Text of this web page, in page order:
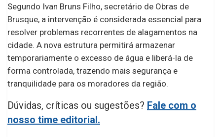
Segundo Ivan Bruns Filho, secretário de Obras de
Brusque, a intervenção é considerada essencial para
resolver problemas recorrentes de alagamentos na
cidade. A nova estrutura permitirá armazenar
temporariamente o excesso de água e liberá-la de
forma controlada, trazendo mais segurança e
tranquilidade para os moradores da região.
Dúvidas, críticas ou sugestões? Fale com o
nosso time editorial.